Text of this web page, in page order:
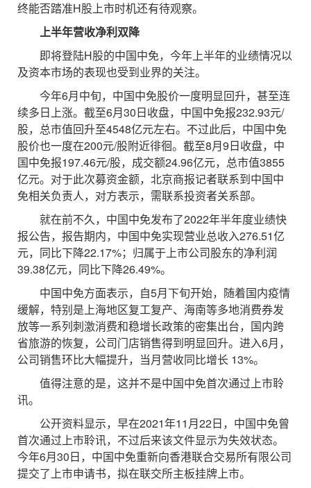
终能否踏准H股上市时机还有待观察。
上半年营收净利双降
即将登陆H股的中国中免，今年上半年的业绩情况以
及资本市场的表现也受到业界的关注。
今年6月中旬，中国中免股价一度明显回升，甚至连
续多日上涨。截至6月30日收盘，中国中免报232.93元/
股，总市值回升至4548亿元左右。不过此后，中国中免
股价也一度在200元/股附近徘徊。截至8月9日收盘，中
国中免报197.46元/股，成交额24.96亿元，总市值3855
亿元。对于此次募资金额，北京商报记者联系到中国中
免相关负责人，对方表示，需联系投资者关系部。
就在前不久，中国中免发布了2022年半年度业绩快
报公告，报告期内，中国中免实现营业总收入276.51亿
元，同比下降22.17%；归属于上市公司股东的净利润
39.38亿元，同比下降26.49%。
中国中免方面表示，自5月下旬开始，随着国内疫情
缓解，特别是上海地区复工复产、海南等多地消费券发
放等一系列刺激消费和稳增长政策的密集出台，国内跨
省旅游的恢复，公司门店销售得到明显回升。进入6月，
公司销售环比大幅提升，当月营收同比增长 13%。
值得注意的是，这并不是中国中免首次通过上市聆
讯。
公开资料显示，早在2021年11月22日，中国中免曾
首次通过上市聆讯，不过后来该文件显示为失效状态。
今年6月30日，中国中免重新向香港联合交易所有限公司
提交了上市申请书，拟在联交所主板挂牌上市。